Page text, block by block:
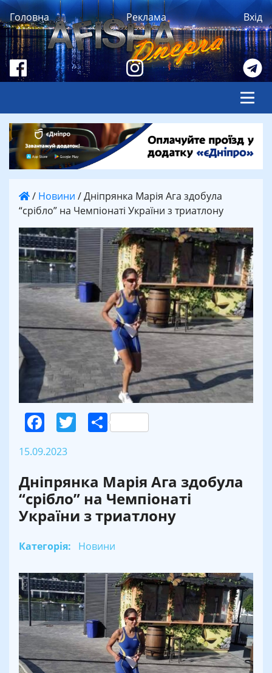
Головна Реклама Вхід
/ Новини /Дніпрянка Марія Ага здобула
“срібло” на Чемпіонаті України з триатлону
Facebook
Twitter
Поділитися
15.09.2023
Дніпрянка Марія Ага здобула
“срібло” на Чемпіонаті
України з триатлону
Категорія: Новини